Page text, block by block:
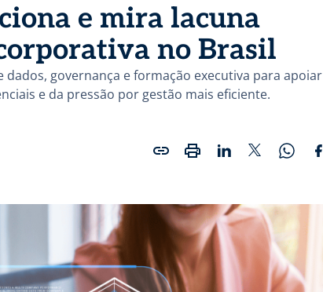
e mira lacuna
no Brasil
governança e formação executiva para apoiar
e da pressão por gestão mais eficiente.